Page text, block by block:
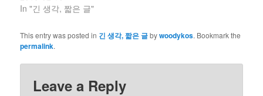
In "긴 생각, 짧은 글"
This entry was posted in 긴 생각, 짧은 글bywoodykos. Bookmark the
permalink.
Leave a Reply